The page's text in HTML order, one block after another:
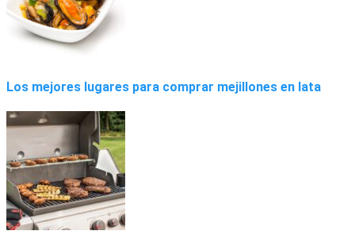
Los mejores lugares para comprar mejillones en lata